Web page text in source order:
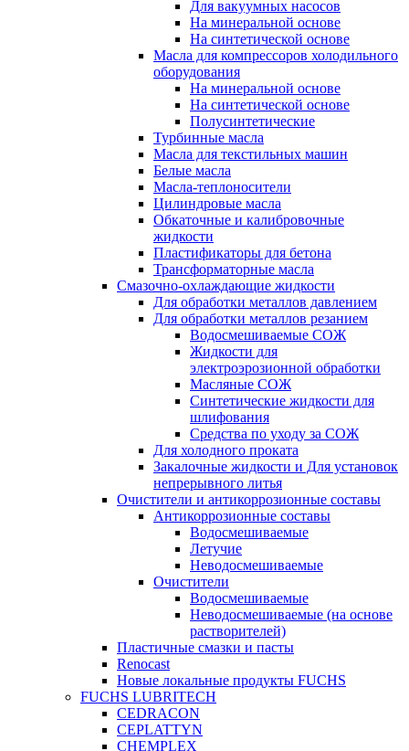
Для вакуумных насосов
На минеральной основе
На синтетической основе
Масла для компрессоров холодильного
оборудования
На минеральной основе
На синтетической основе
Полусинтетические
Турбинные масла
Масла для текстильных машин
Белые масла
Масла-теплоносители
Цилиндровые масла
Обкаточные и калибровочные
жидкости
Пластификаторы для бетона
Трансформаторные масла
Смазочно-охлаждающие жидкости
Для обработки металлов давлением
Для обработки металлов резанием
Водосмешиваемые СОЖ
Жидкости для
электроэрозионной обработки
Масляные СОЖ
Синтетические жидкости для
шлифования
Средства по уходу за СОЖ
Для холодного проката
Закалочные жидкости и Для установок
непрерывного литья
Очистители и антикоррозионные составы
Антикоррозионные составы
Водосмешиваемые
Летучие
Неводосмешиваемые
Очистители
Водосмешиваемые
Неводосмешиваемые (на основе
растворителей)
Пластичные смазки и пасты
Renocast
Новые локальные продукты FUCHS
FUCHS LUBRITECH
CEDRACON
CEPLATTYN
CHEMPLEX